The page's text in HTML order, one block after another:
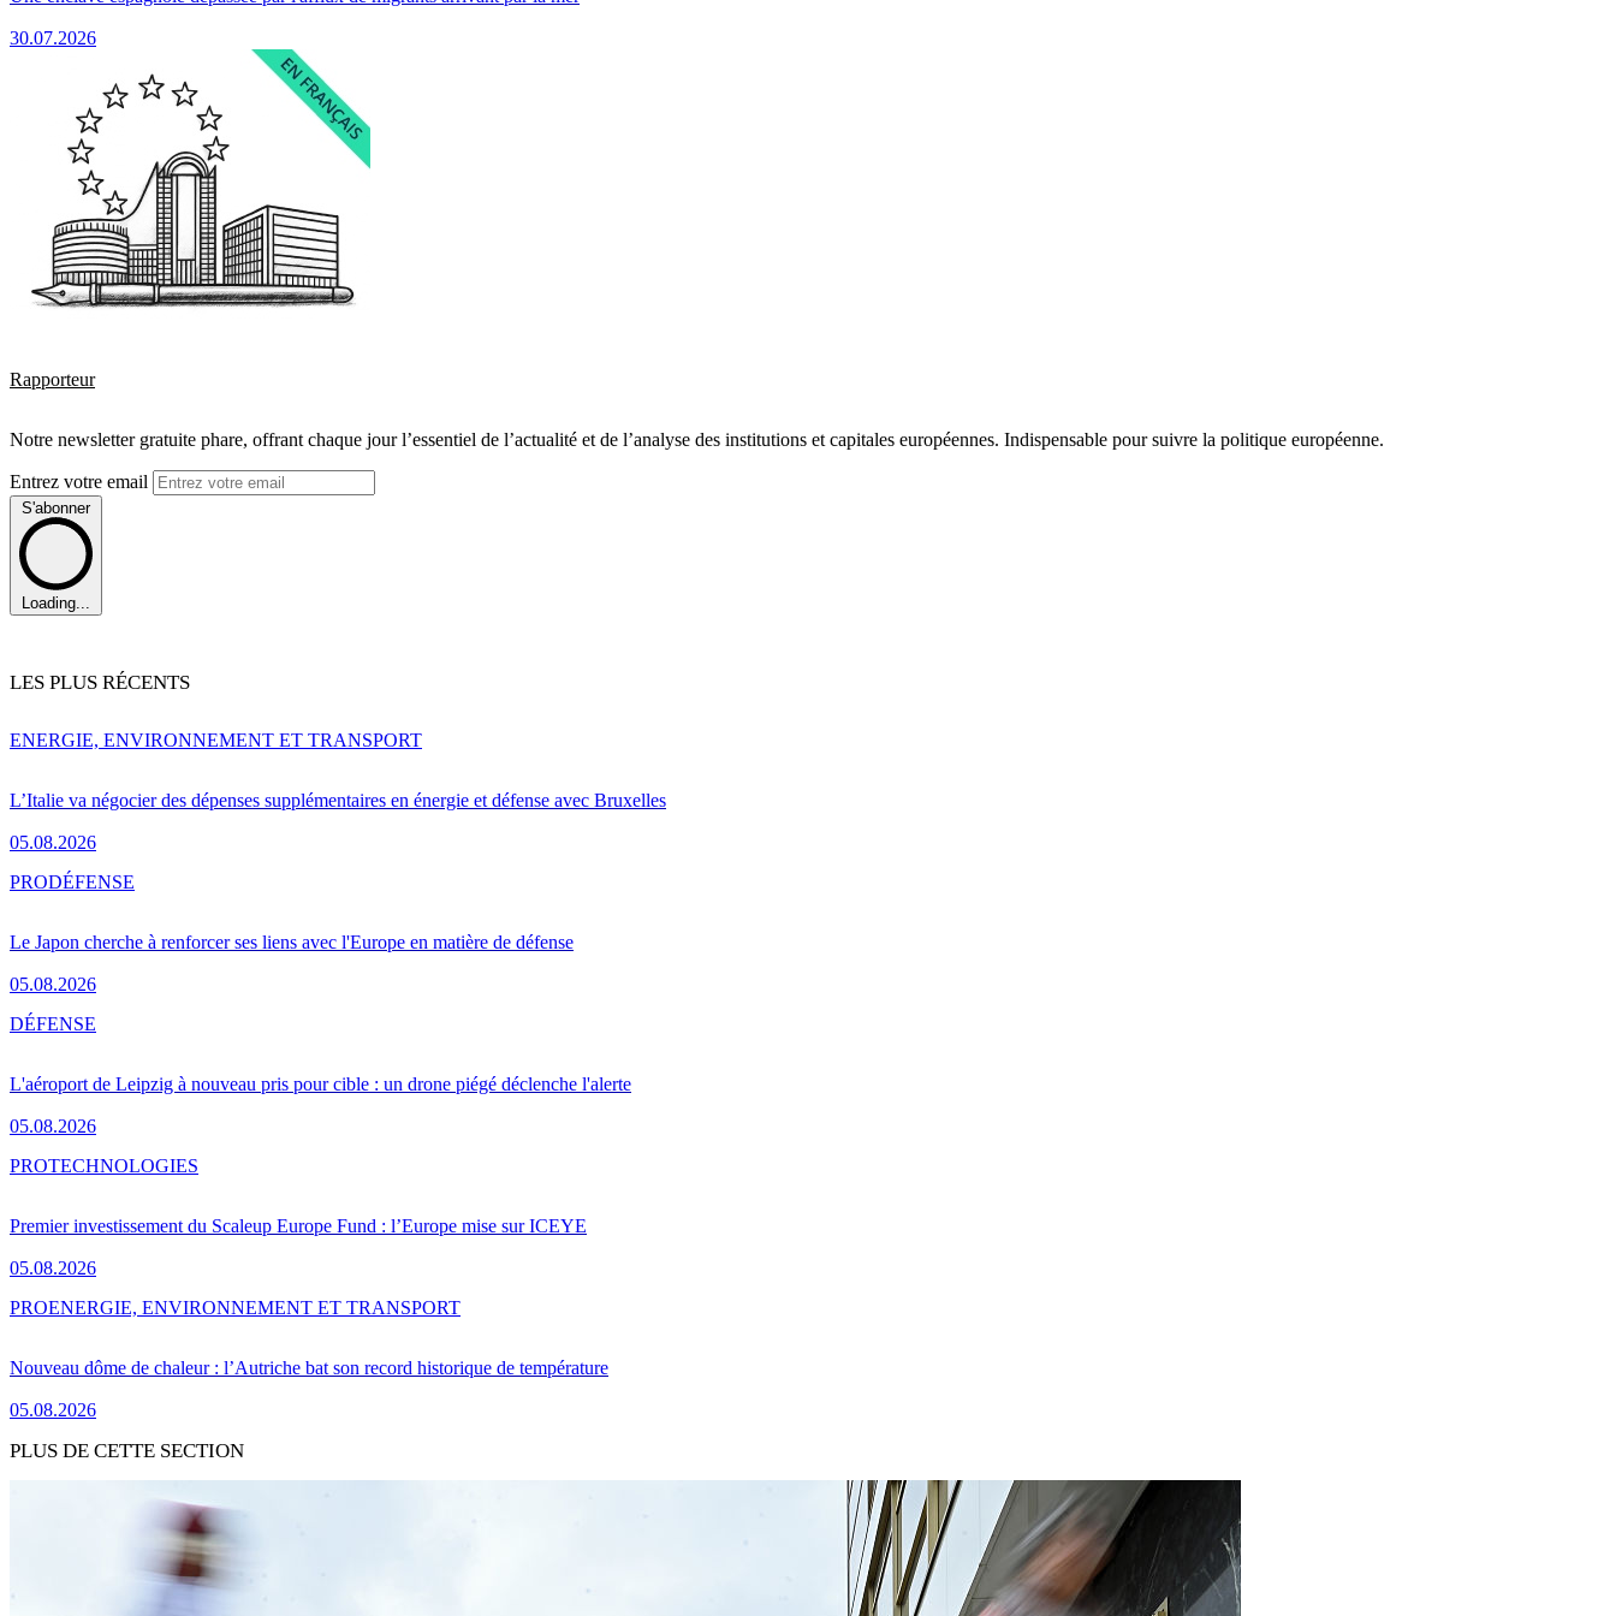
30.07.2026
Rapporteur
Notre newsletter gratuite phare, offrant chaque jour l’essentiel de l’actualité et de l’analyse des institutions et capitales européennes. Indispensable pour suivre la politique européenne.
Entrez votre email
S'abonner
Loading...
LES PLUS RÉCENTS
L’Italie va négocier des dépenses supplémentaires en énergie et défense avec Bruxelles
05.08.2026
ENERGIE, ENVIRONNEMENT ET TRANSPORT
Le Japon cherche à renforcer ses liens avec l'Europe en matière de défense
05.08.2026
PRODÉFENSE
L'aéroport de Leipzig à nouveau pris pour cible : un drone piégé déclenche l'alerte
05.08.2026
DÉFENSE
Premier investissement du Scaleup Europe Fund : l’Europe mise sur ICEYE
05.08.2026
PROTECHNOLOGIES
Nouveau dôme de chaleur : l’Autriche bat son record historique de température
05.08.2026
PROENERGIE, ENVIRONNEMENT ET TRANSPORT
PLUS DE CETTE SECTION